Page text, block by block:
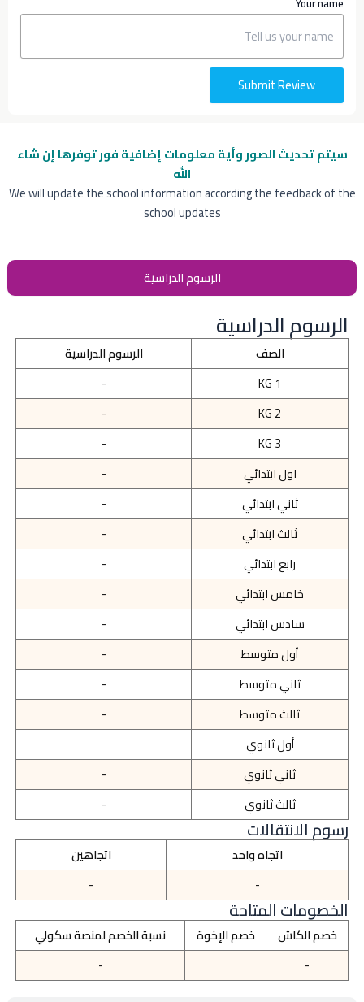
سيتم تحديث الصور وأية معلومات إضافيةفور توفرها إن شاء
الله
We will update the school information according the feedback of the
school updates
الرسوم الدراسية
الرسوم الدراسية
الصف
الرسوم الدراسية
KG 1
-
KG 2
-
KG 3
-
اول ابتدائي
-
ثاني ابتدائي
-
ثالث ابتدائي
-
رابع ابتدائي
-
خامس ابتدائي
-
سادس ابتدائي
-
أول متوسط
-
ثاني متوسط
-
ثالث متوسط
-
أول ثانوي
ثاني ثانوي
-
ثالث ثانوي
-
رسوم الانتقالات
اتجاه واحد
اتجاهين
-
-
الخصومات المتاحة
خصم الكاش خصم الإخوة
نسبة الخصم لمنصة سكولي
-
-
Submit Review